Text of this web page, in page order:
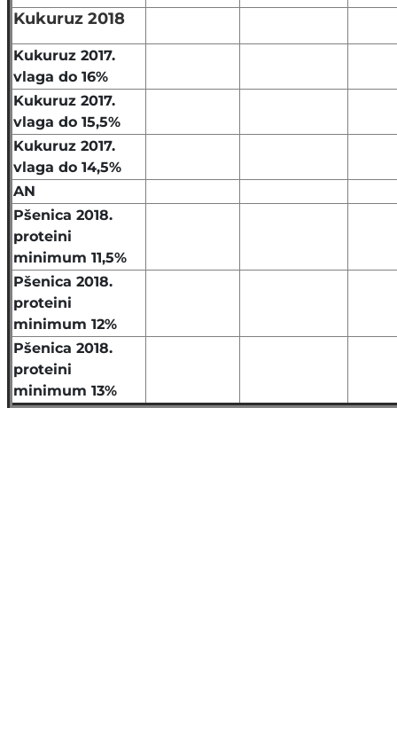
Kukuruz 2018
Kukuruz 2017.
vlaga do 16%
Kukuruz 2017.
vlaga do 15,5%
Kukuruz 2017.
vlaga do 14,5%
AN
Pšenica 2018.
proteini
minimum 11,5%
Pšenica 2018.
proteini
minimum 12%
Pšenica 2018.
proteini
minimum 13%